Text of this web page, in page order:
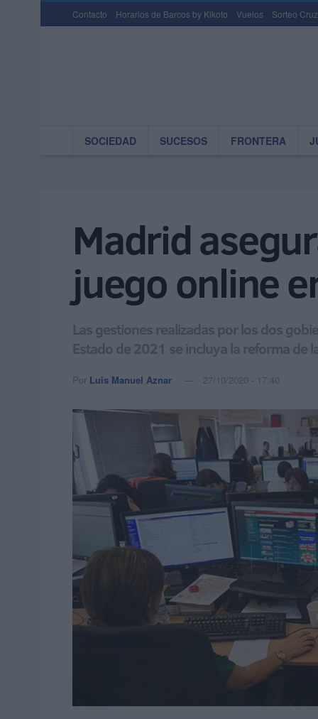
Contacto Horarios de Barcos by Kikoto Vuelos Sorteo
SOCIEDAD SUCESOS FRONTERA
Madrid
juego online
Las gestiones realizadas por los dos
Estado de 2021 se incluya la reforma de
Por Luis Manuel Aznar 27/10/2020 - 17:40